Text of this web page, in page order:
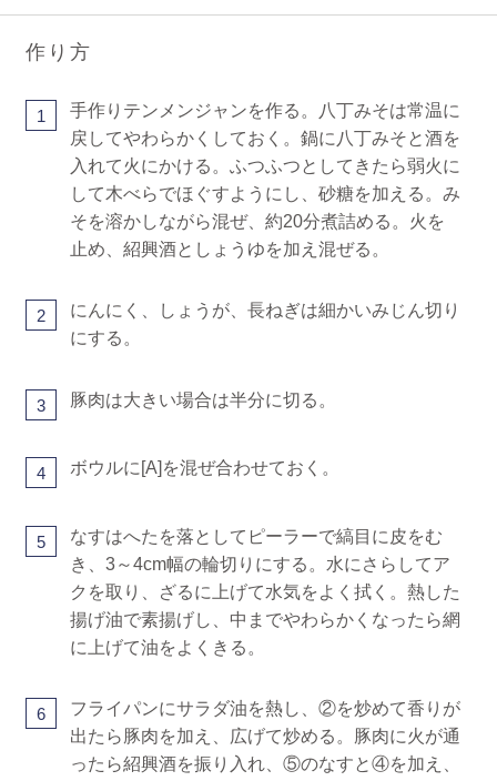
作り方
1
手作りテンメンジャンを作る。八丁みそは常温に
戻してやわらかくしておく。鍋に八丁みそと酒を
入れて火にかける。ふつふつとしてきたら弱火に
して木べらでほぐすようにし、砂糖を加える。み
そを溶かしながら混ぜ、約20分煮詰める。火を
止め、紹興酒としょうゆを加え混ぜる。
2
にんにく、しょうが、長ねぎは細かいみじん切り
にする。
3 豚肉は大きい場合は半分に切る。
4 ボウルに[A]を混ぜ合わせておく。
5
なすはへたを落としてピーラーで縞目に皮をむ
き、3～4cm幅の輪切りにする。水にさらしてア
クを取り、ざるに上げて水気をよく拭く。熱した
揚げ油で素揚げし、中までやわらかくなったら網
に上げて油をよくきる。
6
フライパンにサラダ油を熱し、②を炒めて香りが
出たら豚肉を加え、広げて炒める。豚肉に火が通
ったら紹興酒を振り入れ、⑤のなすと④を加え、